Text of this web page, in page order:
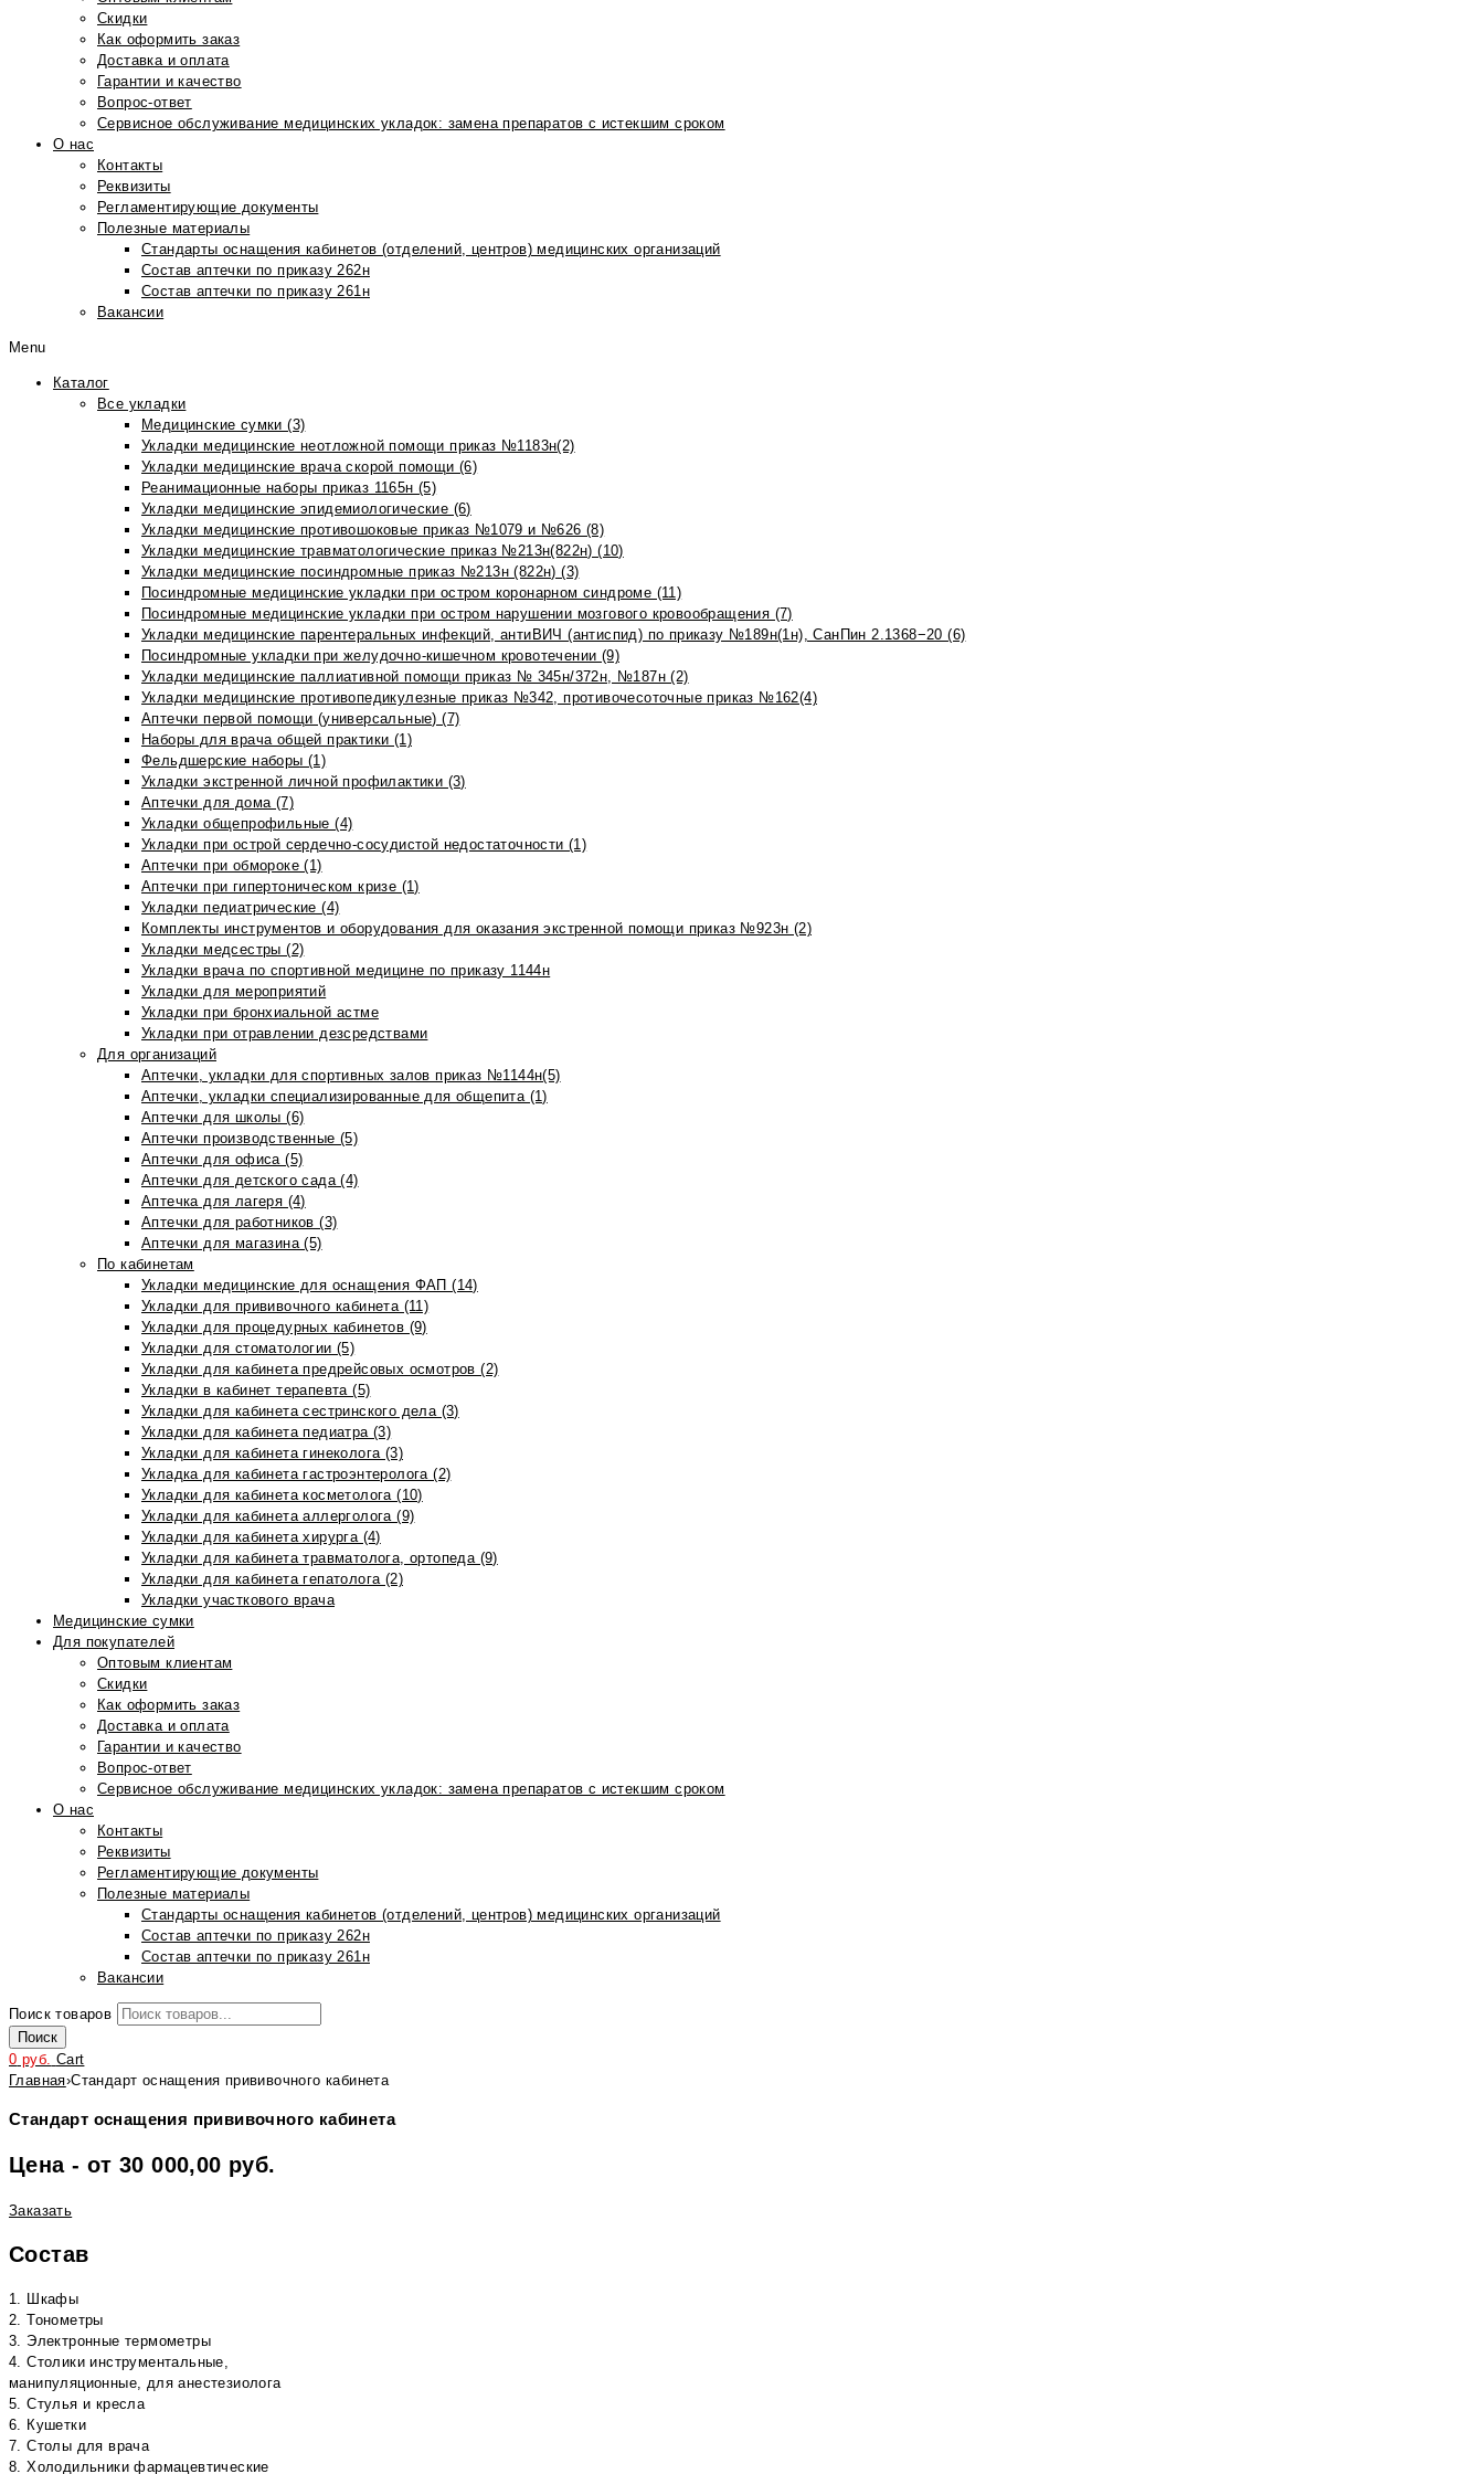
Скидки
Как оформить заказ
Доставка и оплата
Гарантии и качество
Вопрос-ответ
Сервисное обслуживание медицинских укладок: замена препаратов с истекшим сроком
О нас
Контакты
Реквизиты
Регламентирующие документы
Полезные материалы
Стандарты оснащения кабинетов (отделений, центров) медицинских организаций
Состав аптечки по приказу 262н
Состав аптечки по приказу 261н
Вакансии
Menu
Каталог
Все укладки
Медицинские сумки (3)
Укладки медицинские неотложной помощи приказ №1183н(2)
Укладки медицинские врача скорой помощи (6)
Реанимационные наборы приказ 1165н (5)
Укладки медицинские эпидемиологические (6)
Укладки медицинские противошоковые приказ №1079 и №626 (8)
Укладки медицинские травматологические приказ №213н(822н) (10)
Укладки медицинские посиндромные приказ №213н (822н) (3)
Посиндромные медицинские укладки при остром коронарном синдроме (11)
Посиндромные медицинские укладки при остром нарушении мозгового кровообращения (7)
Укладки медицинские парентеральных инфекций, антиВИЧ (антиспид) по приказу №189н(1н), СанПин 2.1368−20 (6)
Посиндромные укладки при желудочно-кишечном кровотечении (9)
Укладки медицинские паллиативной помощи приказ № 345н/372н, №187н (2)
Укладки медицинские противопедикулезные приказ №342, противочесоточные приказ №162(4)
Аптечки первой помощи (универсальные) (7)
Наборы для врача общей практики (1)
Фельдшерские наборы (1)
Укладки экстренной личной профилактики (3)
Аптечки для дома (7)
Укладки общепрофильные (4)
Укладки при острой сердечно-сосудистой недостаточности (1)
Аптечки при обмороке (1)
Аптечки при гипертоническом кризе (1)
Укладки педиатрические (4)
Комплекты инструментов и оборудования для оказания экстренной помощи приказ №923н (2)
Укладки медсестры (2)
Укладки врача по спортивной медицине по приказу 1144н
Укладки для мероприятий
Укладки при бронхиальной астме
Укладки при отравлении дезсредствами
Для организаций
Аптечки, укладки для спортивных залов приказ №1144н(5)
Аптечки, укладки специализированные для общепита (1)
Аптечки для школы (6)
Аптечки производственные (5)
Аптечки для офиса (5)
Аптечки для детского сада (4)
Аптечка для лагеря (4)
Аптечки для работников (3)
Аптечки для магазина (5)
По кабинетам
Укладки медицинские для оснащения ФАП (14)
Укладки для прививочного кабинета (11)
Укладки для процедурных кабинетов (9)
Укладки для стоматологии (5)
Укладки для кабинета предрейсовых осмотров (2)
Укладки в кабинет терапевта (5)
Укладки для кабинета сестринского дела (3)
Укладки для кабинета педиатра (3)
Укладки для кабинета гинеколога (3)
Укладка для кабинета гастроэнтеролога (2)
Укладки для кабинета косметолога (10)
Укладки для кабинета аллерголога (9)
Укладки для кабинета хирурга (4)
Укладки для кабинета травматолога, ортопеда (9)
Укладки для кабинета гепатолога (2)
Укладки участкового врача
Медицинские сумки
Для покупателей
Оптовым клиентам
Скидки
Как оформить заказ
Доставка и оплата
Гарантии и качество
Вопрос-ответ
Сервисное обслуживание медицинских укладок: замена препаратов с истекшим сроком
О нас
Контакты
Реквизиты
Регламентирующие документы
Полезные материалы
Стандарты оснащения кабинетов (отделений, центров) медицинских организаций
Состав аптечки по приказу 262н
Состав аптечки по приказу 261н
Вакансии
Поиск товаров
Поиск
0 руб. Cart
Главная›Стандарт оснащения прививочного кабинета
Стандарт оснащения прививочного кабинета
Цена - от 30 000,00 руб.
Заказать
Состав
1. Шкафы
2. Тонометры
3. Электронные термометры
4. Столики инструментальные,
манипуляционные, для анестезиолога
5. Стулья и кресла
6. Кушетки
7. Столы для врача
8. Холодильники фармацевтические